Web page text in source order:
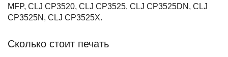
MFP, CLJ CP3520, CLJ CP3525, CLJ CP3525DN, CLJ
CP3525N, CLJ CP3525X.
Сколько стоит печать